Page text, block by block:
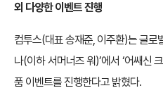
외 다양한 이벤트 진행
컴투스(대표 송재준, 이주환)는 글로
나(이하 서머너즈 워)’에서 ‘어쌔신
품 이벤트를 진행한다고 밝혔다.